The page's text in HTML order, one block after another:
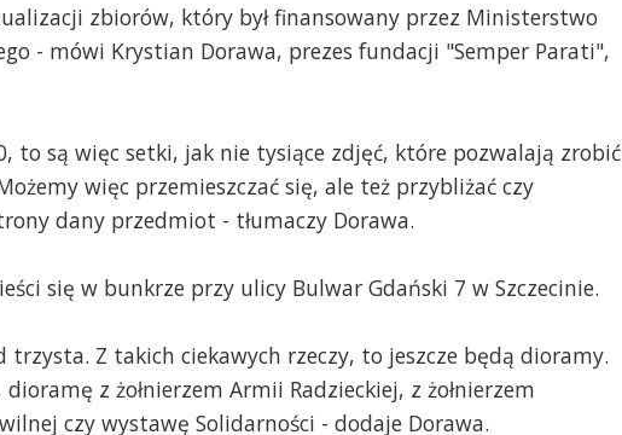
zbiorów, który był finansowany przez Ministerstwo
- mówi Krystian Dorawa, prezes fundacji "Semper Parati",
to są więc setki, jak nie tysiące zdjęć, które pozwalają zrobić
więc przemieszczać się, ale też przybliżać czy
dany przedmiot - tłumaczy Dorawa.
się w bunkrze przy ulicy Bulwar Gdański 7 w Szczecinie.
Z takich ciekawych rzeczy, to jeszcze będą dioramy.
z żołnierzem Armii Radzieckiej, z żołnierzem
czy wystawę Solidarności - dodaje Dorawa.